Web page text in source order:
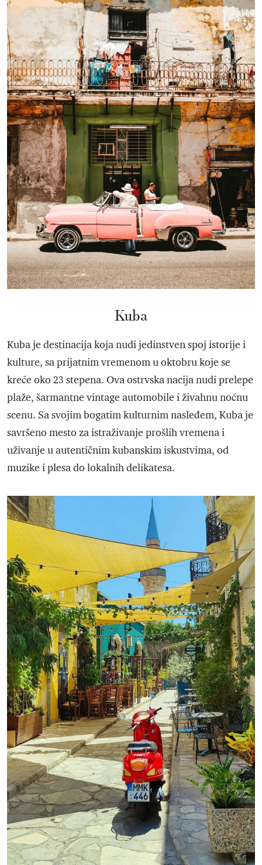
Kuba
Kuba je destinacija koja nudi jedinstven spoj istorije i
kulture, sa prijatnim vremenom u oktobru koje se
kreće oko 23 stepena. Ova ostrvska nacija nudi prelepe
plaže, šarmantne vintage automobile i živahnu noćnu
scenu. Sa svojim bogatim kulturnim nasleđem, Kuba je
savršeno mesto za istraživanje prošlih vremena i
uživanje u autentičnim kubanskim iskustvima, od
muzike i plesa do lokalnih delikatesa.